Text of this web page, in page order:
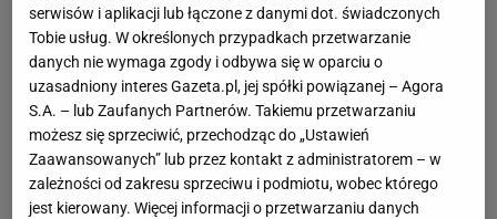
serwisów i aplikacji lub łączone z danymi dot. świadczonych
Tobie usług. W określonych przypadkach przetwarzanie
danych nie wymaga zgody i odbywa się w oparciu o
uzasadniony interes Gazeta.pl, jej spółki powiązanej – Agora
S.A. – lub Zaufanych Partnerów. Takiemu przetwarzaniu
możesz się sprzeciwić, przechodząc do „Ustawień
Zaawansowanych” lub przez kontakt z administratorem – w
zależności od zakresu sprzeciwu i podmiotu, wobec którego
jest kierowany. Więcej informacji o przetwarzaniu danych